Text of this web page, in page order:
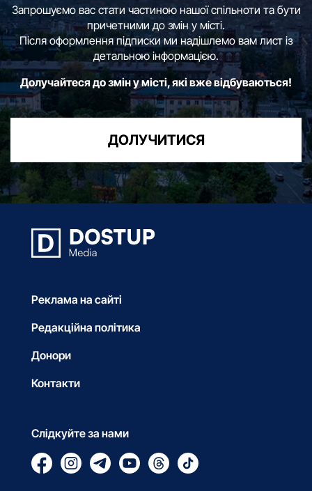
Запрошуємо вас стати частиною нашої спільноти та бути
причетними до змін у місті.
Після оформлення підписки ми надішлемо вам лист із
детальною інформацією.
Долучайтеся до змін у місті, які вже відбуваються!
ДОЛУЧИТИСЯ
Реклама на сайті
Редакційна політика
Донори
Контакти
Слідкуйте за нами